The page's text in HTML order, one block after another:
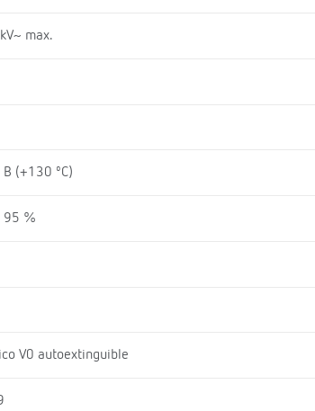
max.
B (+130 ºC)
%
V0 autoextinguible